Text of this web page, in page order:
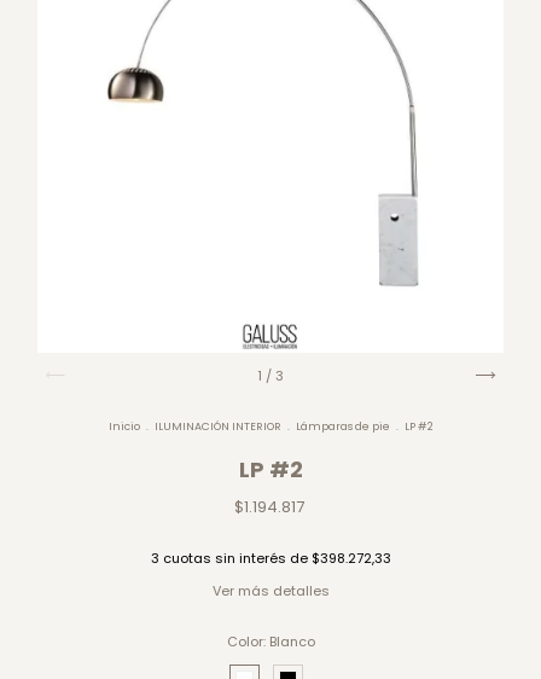
1 / 3
Inicio . ILUMINACIÓN INTERIOR . Lámparas de pie . LP #2
LP #2
$1.194.817
3 cuotas sin interés de $398.272,33
Ver más detalles
Color: Blanco